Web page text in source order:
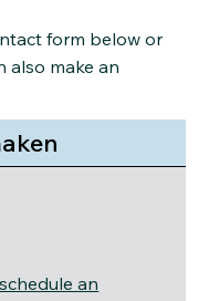
form below or
also make an
an